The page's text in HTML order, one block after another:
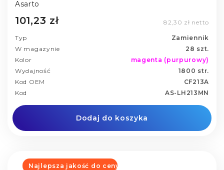
Asarto
101,23 zł 82,30 zł netto
Typ
Zamiennik
W magazynie
28 szt.
Kolor
magenta (purpurowy)
Wydajność
1800 str.
Kod OEM
CF213A
Kod
AS-LH213MN
Dodaj do koszyka
Najlepsza jakość do ceny